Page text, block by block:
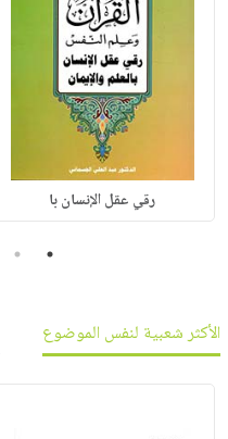
رقي عقل الإنسان با
1
2
الأكثر شعبية لنفس الموضوع